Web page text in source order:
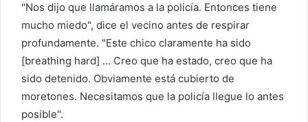
"Nos dijo que llamáramos a la policía. Entonces tiene
mucho miedo", dice el vecino antes de respirar
profundamente. "Este chico claramente ha sido
[breathing hard] … Creo que ha estado, creo que ha
sido detenido. Obviamente está cubierto de
moretones. Necesitamos que la policía llegue lo antes
posible".